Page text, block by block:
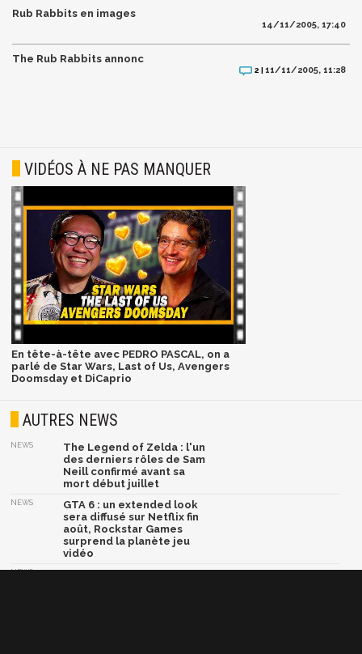
Rub Rabbits en images
14/11/2005, 17:40
The Rub Rabbits annonc
2 |11/11/2005, 11:28
VIDÉOS À NE PAS MANQUER
En tête-à-tête avec PEDRO PASCAL, on a
parlé de Star Wars, Last of Us, Avengers
Doomsday et DiCaprio
AUTRES NEWS
NEWS
The Legend of Zelda : l'un
des derniers rôles de Sam
Neill confirmé avant sa
mort début juillet
NEWS
GTA 6 : un extended look
sera diffusé sur Netflix fin
août, Rockstar Games
surprend la planète jeu
vidéo
NEWS